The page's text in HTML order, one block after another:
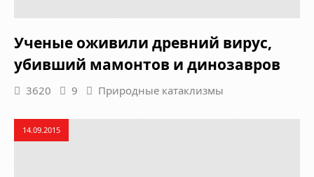
Ученые оживили древний вирус,
убивший мамонтов и динозавров
3620 9 Природные катаклизмы
14.09.2015